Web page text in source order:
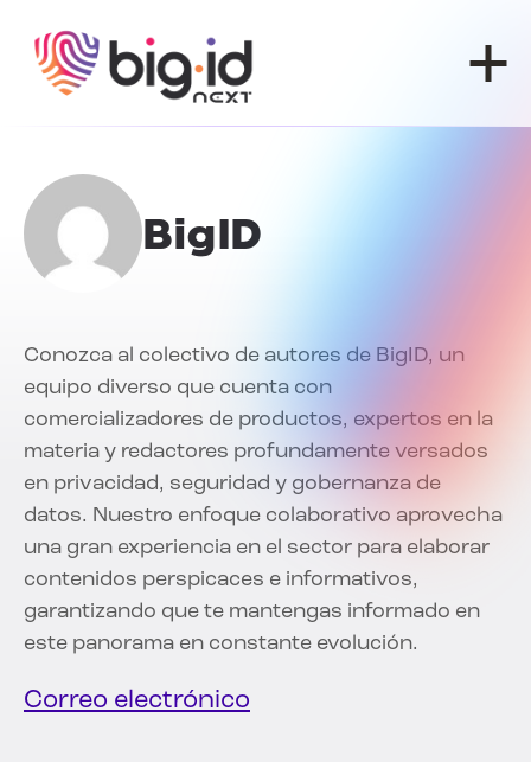
BigID
Conozca al colectivo de autores de BigID, un
equipo diverso que cuenta con
comercializadores de productos, expertos en la
materia y redactores profundamente versados
en privacidad, seguridad y gobernanza de
datos. Nuestro enfoque colaborativo aprovecha
una gran experiencia en el sector para elaborar
contenidos perspicaces e informativos,
garantizando que te mantengas informado en
este panorama en constante evolución.
Correo electrónico